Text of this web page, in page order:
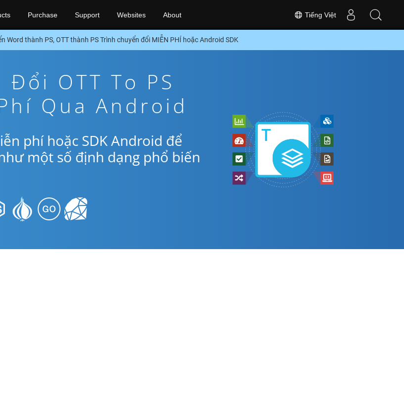
Tiếng Việt
Purchase Support Websites About
Word thành PS, OTT thành PS Trình chuyển đổi MIỄN PHÍ hoặc Android SDK
OTT To PS
Qua Android
phí hoặc SDK Android để
một số định dạng phổ biến